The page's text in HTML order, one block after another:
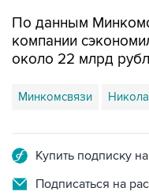
По данным
компании
около 22 млрд
Минкомсвязи
Купить подписку
Подписаться на